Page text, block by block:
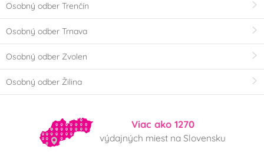
Osobný odber Trenčín
Osobný odber Trnava
Osobný odber Zvolen
Osobný odber Žilina
Viac ako 1270
výdajných miest na Slovensku